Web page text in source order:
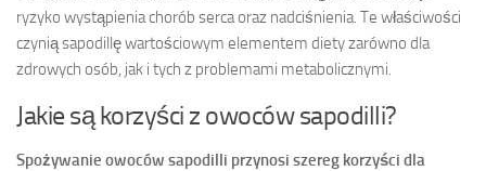
ryzyko wystąpienia chorób serca oraz nadciśnienia. Te właściwości
czynią sapodillę wartościowym elementem diety zarówno dla
zdrowych osób, jak i tych z problemami metabolicznymi.
Jakie są korzyści z owoców sapodilli?
Spożywanie owoców sapodilli przynosi szereg korzyści dla